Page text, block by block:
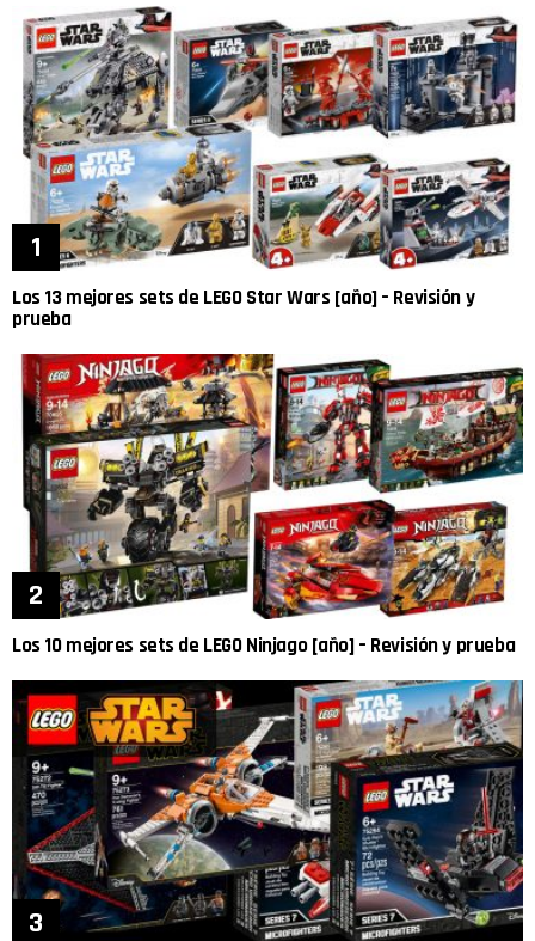
Los 13 mejores sets de LEGO Star Wars [año] – Revisión y
prueba
Los 10 mejores sets de LEGO Ninjago [año] – Revisión y prueba